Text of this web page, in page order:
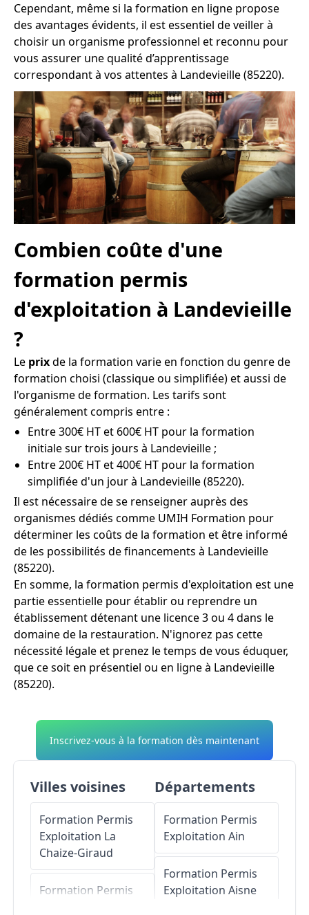
Cependant, même si la formation en ligne propose
des avantages évidents, il est essentiel de veiller à
choisir un organisme professionnel et reconnu pour
vous assurer une qualité d’apprentissage
correspondant à vos attentes à Landevieille (85220).
Combien coûte d'une
formation permis
d'exploitation à Landevieille
?
Le prixde la formation varie en fonction du genre de
formation choisi (classique ou simplifiée) et aussi de
l'organisme de formation. Les tarifs sont
généralement compris entre :
Entre 300€ HT et 600€ HT pour la formation
initiale sur trois jours à Landevieille ;
Entre 200€ HT et 400€ HT pour la formation
simplifiée d'un jour à Landevieille (85220).
Il est nécessaire de se renseigner auprès des
organismes dédiés comme UMIH Formation pour
déterminer les coûts de la formation et être informé
de les possibilités de financements à Landevieille
(85220).
En somme, la formation permis d'exploitation est une
partie essentielle pour établir ou reprendre un
établissement détenant une licence 3 ou 4 dans le
domaine de la restauration. N'ignorez pas cette
nécessité légale et prenez le temps de vous éduquer,
que ce soit en présentiel ou en ligne à Landevieille
(85220).
Inscrivez-vous à la formation dès maintenant
Villes voisines
Formation Permis
Exploitation La
Chaize-Giraud
Formation Permis
Départements
Formation Permis
Exploitation Ain
Formation Permis
Exploitation Aisne